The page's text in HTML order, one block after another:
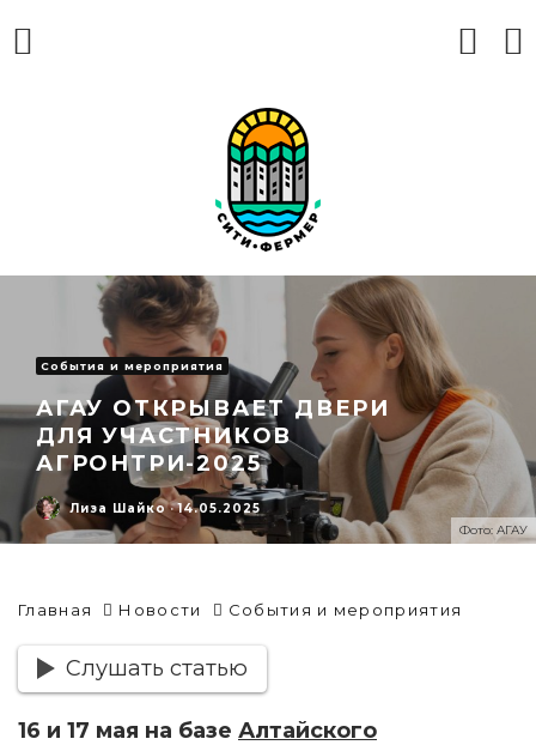
Фото: АГАУ
События и мероприятия
АГАУ ОТКРЫВАЕТ ДВЕРИ
ДЛЯ УЧАСТНИКОВ
АГРОНТРИ-2025
Лиза Шайко · 14.05.2025
Главная Новости События и мероприятия
Слушать статью
16 и 17 мая на базе Алтайского